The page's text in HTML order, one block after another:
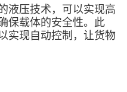
液压技术，可以实现高
保载体的安全性。此
实现自动控制，让货物